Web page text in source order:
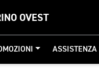
OVEST
ASSISTENZA